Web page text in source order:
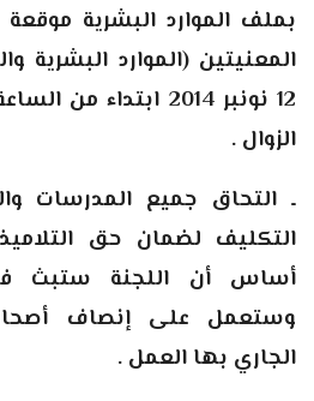
بملف الموارد البشرية
المعنيتين (الموارد البشرية
12 نونبر 2014 ابتداء
الزوال .
ـ التحاق جميع المدرسات
التكليف لضمان حق
أساس أن اللجنة ستبث
وستعمل على إنصاف
الجاري بها العمل .